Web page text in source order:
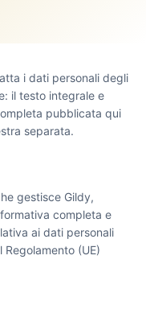
i dati personali degli
il testo integrale e
pubblicata qui
separata.
gestisce Gildy,
completa e
ai dati personali
(UE)